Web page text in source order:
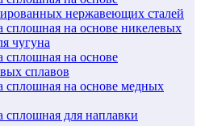
нержавеющих сталей
сплошная на основе никелевых
чугуна
сплошная на основе
сплавов
сплошная на основе медных
сплошная для наплавки